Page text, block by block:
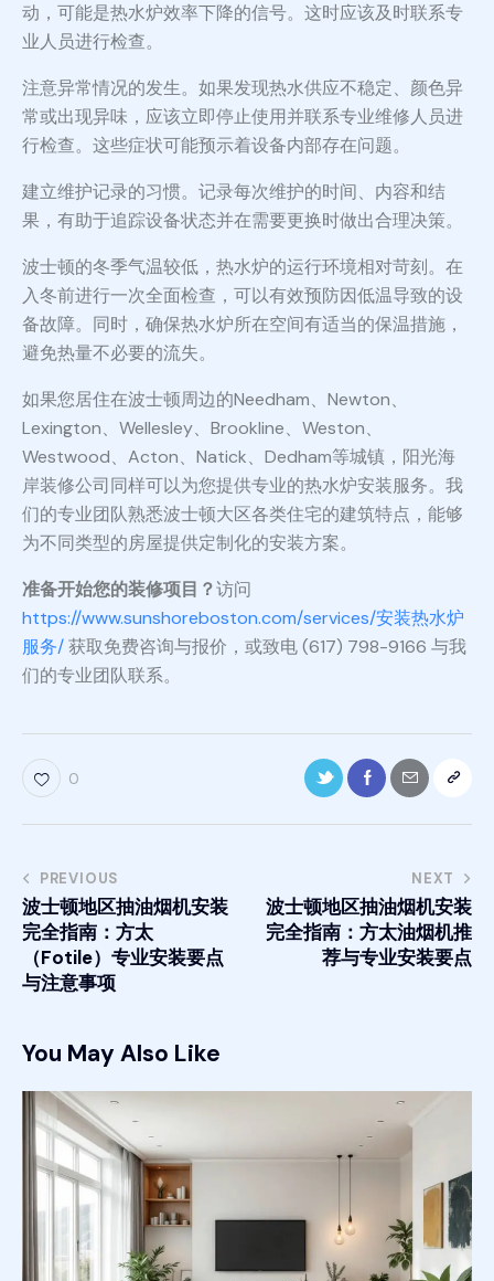
动，可能是热水炉效率下降的信号。这时应该及时联系专
业人员进行检查。
注意异常情况的发生。如果发现热水供应不稳定、颜色异
常或出现异味，应该立即停止使用并联系专业维修人员进
行检查。这些症状可能预示着设备内部存在问题。
建立维护记录的习惯。记录每次维护的时间、内容和结
果，有助于追踪设备状态并在需要更换时做出合理决策。
波士顿的冬季气温较低，热水炉的运行环境相对苛刻。在
入冬前进行一次全面检查，可以有效预防因低温导致的设
备故障。同时，确保热水炉所在空间有适当的保温措施，
避免热量不必要的流失。
如果您居住在波士顿周边的Needham、Newton、
Lexington、Wellesley、Brookline、Weston、
Westwood、Acton、Natick、Dedham等城镇，阳光海
岸装修公司同样可以为您提供专业的热水炉安装服务。我
们的专业团队熟悉波士顿大区各类住宅的建筑特点，能够
为不同类型的房屋提供定制化的安装方案。
准备开始您的装修项目？访问
https://www.sunshoreboston.com/services/安装热水炉
服务/获取免费咨询与报价，或致电 (617) 798-9166 与我
们的专业团队联系。
0
PREVIOUS
波士顿地区抽油烟机安装
完全指南：方太
（Fotile）专业安装要点
与注意事项
NEXT
波士顿地区抽油烟机安装
完全指南：方太油烟机推
荐与专业安装要点
You May Also Like